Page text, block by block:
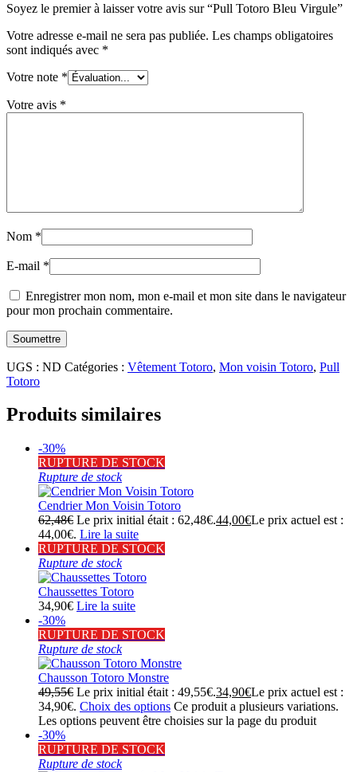
Soyez le premier à laisser votre avis sur “Pull Totoro Bleu Virgule”
Votre adresse e-mail ne sera pas publiée. Les champs obligatoires
sont indiqués avec *
Votre note *
Votre avis *
Nom *
E-mail *
Enregistrer mon nom, mon e-mail et mon site dans le navigateur
pour mon prochain commentaire.
UGS : ND Catégories : Vêtement Totoro, Mon voisin Totoro, Pull
Totoro
Produits similaires
-30%
RUPTURE DE STOCK
Rupture de stock
Cendrier Mon Voisin Totoro
62,48€ Le prix initial était : 62,48€.44,00€Le prix actuel est :
44,00€. Lire la suite
RUPTURE DE STOCK
Rupture de stock
Chaussettes Totoro
34,90€ Lire la suite
-30%
RUPTURE DE STOCK
Rupture de stock
Chausson Totoro Monstre
49,55€ Le prix initial était : 49,55€.34,90€Le prix actuel est :
34,90€. Choix des options Ce produit a plusieurs variations.
Les options peuvent être choisies sur la page du produit
-30%
RUPTURE DE STOCK
Rupture de stock